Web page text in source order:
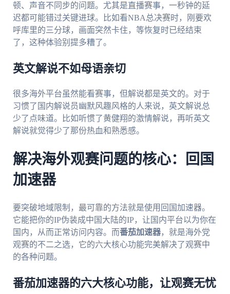
顿、声音不同步的问题。尤其是直播赛事，一秒钟的延
迟都可能错过关键进球。比如看NBA总决赛时，刚要欢
呼库里的三分球，画面突然卡住，等恢复时已经结束
了，这种体验别提多糟了。
英文解说不如母语亲切
很多海外平台虽然能看赛事，但解说都是英文的。对于
习惯了国内解说员幽默风趣风格的人来说，英文解说总
少了点味道。比如听惯了黄健翔的激情解说，再听英文
解说就觉得少了那份热血和熟悉感。
解决海外观赛问题的核心：回国
加速器
要突破地域限制，最可靠的方法就是使用回国加速器。
它能把你的IP伪装成中国大陆的IP，让国内平台以为你在
国内，从而正常访问内容。而番茄加速器，就是海外党
观赛的不二之选，它的六大核心功能完美解决了观赛中
的各种问题。
番茄加速器的六大核心功能，让观赛无忧